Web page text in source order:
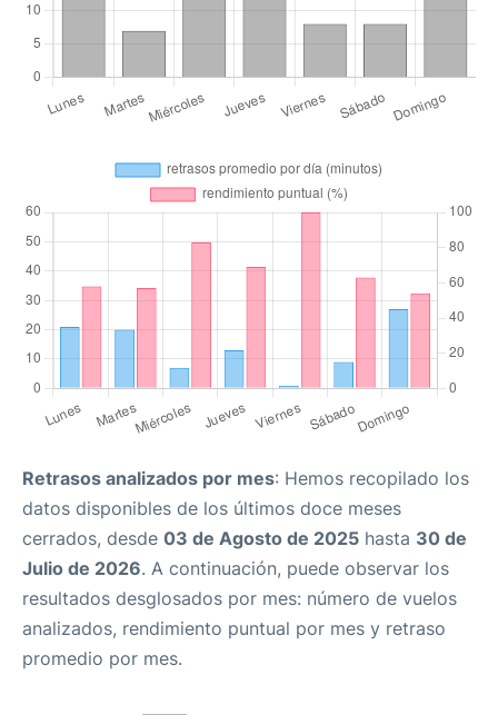
Retrasos analizados por mes: Hemos recopilado los
datos disponibles de los últimos doce meses
cerrados, desde 03 de Agosto de 2025 hasta 30 de
Julio de 2026. A continuación, puede observar los
resultados desglosados por mes: número de vuelos
analizados, rendimiento puntual por mes y retraso
promedio por mes.